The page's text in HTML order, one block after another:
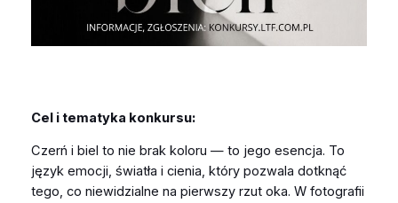
Cel i tematyka konkursu:
Czerń i biel to nie brak koloru — to jego esencja. To
język emocji, światła i cienia, który pozwala dotknąć
tego, co niewidzialne na pierwszy rzut oka. W fotografii